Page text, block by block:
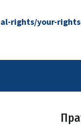
rights/your-